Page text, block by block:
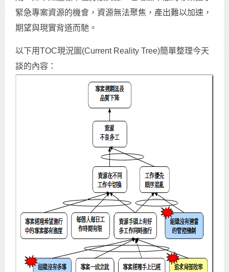
緊急專案資源的機會，資源無法聚焦，產出難以加速，
期望與現實背道而馳。
以下用TOC現況圖(Current Reality Tree)簡單整理今天
談的內容：